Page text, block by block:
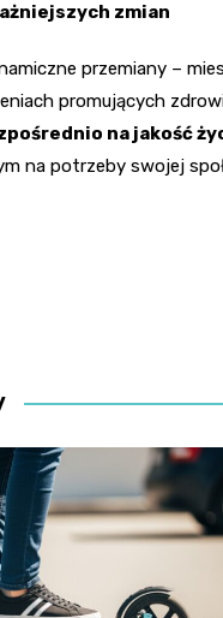
zmian
przemiany –
promujących
na jakość
na potrzeby swojej